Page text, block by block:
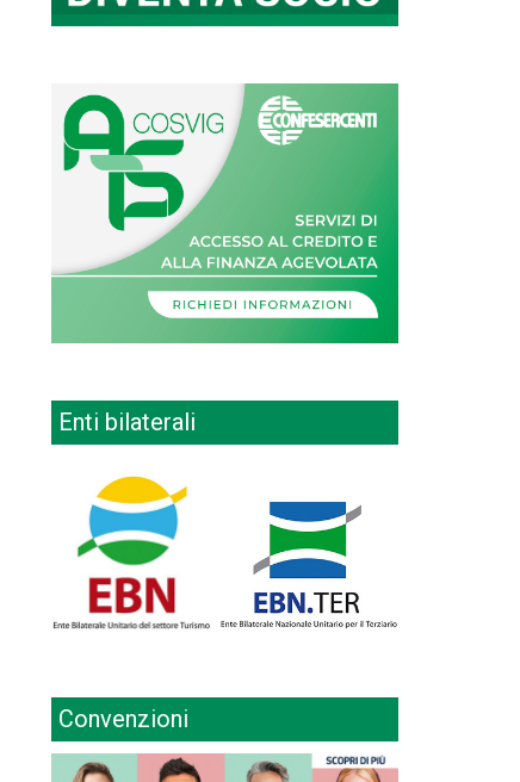
Enti bilaterali
Convenzioni